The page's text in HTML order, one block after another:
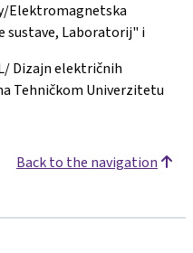
Elektromagnetska
Laboratorij" i
Dizajn električnih
Tehničkom Univerzitetu
Back to the navigation